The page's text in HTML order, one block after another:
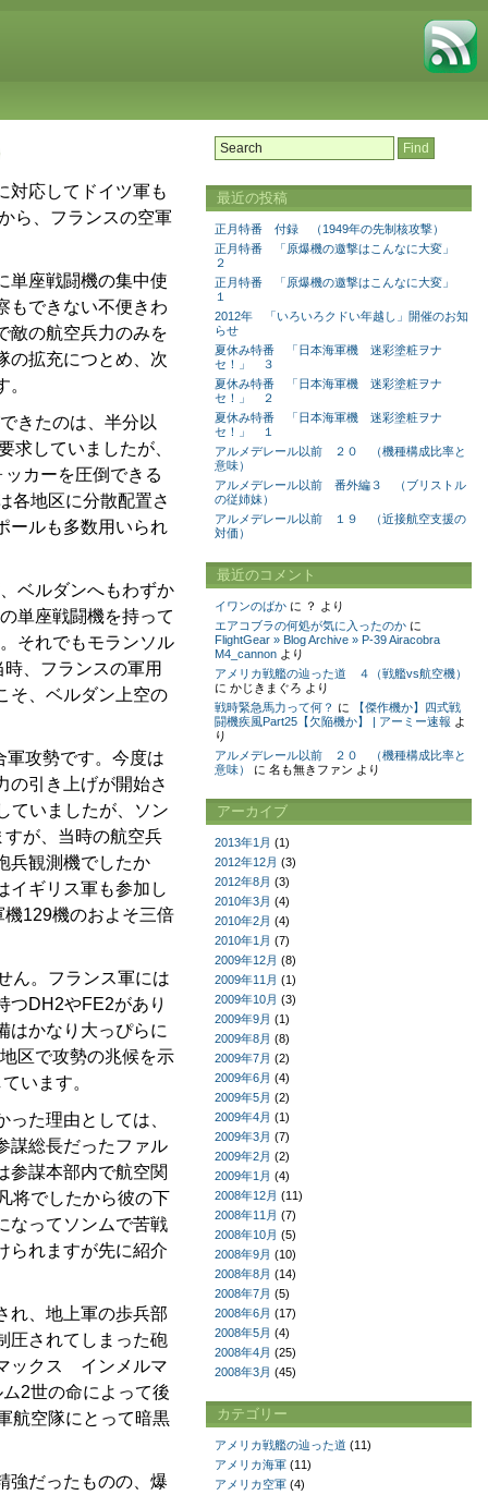
対応してドイツ軍も
ら、フランスの空軍
単座戦闘機の集中使
もできない不便きわ
敵の航空兵力のみを
の拡充につとめ、次
きたのは、半分以
求していましたが、
カーを圧倒できる
各地区に分散配置さ
ールも多数用いられ
ベルダンへもわずか
単座戦闘機を持って
それでもモランソル
、フランスの軍用
そ、ベルダン上空の
攻勢です。今度は
の引き上げが開始さ
ていましたが、ソン
が、当時の航空兵
兵観測機でしたか
イギリス軍も参加し
129機のおよそ三倍
ん。フランス軍には
つDH2やFE2があり
はかなり大っぴらに
区で攻勢の兆候を示
います。
た理由としては、
謀総長だったファル
参謀本部内で航空関
将でしたから彼の下
なってソンムで苦戦
られますが先に紹介
れ、地上軍の歩兵部
圧されてしまった砲
ックス インメルマ
2世の命によって後
航空隊にとって暗黒
強だったものの、爆
最近の投稿
正月特番 付録 （1949年の先制核攻撃）
正月特番 「原爆機の邀撃はこんなに大変」
２
正月特番 「原爆機の邀撃はこんなに大変」
１
2012年 「いろいろクドい年越し」開催のお知
らせ
夏休み特番 「日本海軍機 迷彩塗粧ヲナ
セ！」 ３
夏休み特番 「日本海軍機 迷彩塗粧ヲナ
セ！」 ２
夏休み特番 「日本海軍機 迷彩塗粧ヲナ
セ！」 １
アルメデレール以前 ２０ （機種構成比率と
意味）
アルメデレール以前 番外編３ （ブリストル
の従姉妹）
アルメデレール以前 １９ （近接航空支援の
対価）
最近のコメント
イワンのばかに ？
より
エアコブラの何処が気に入ったのかに
FlightGear » Blog Archive » P-39 Airacobra
M4_cannonより
アメリカ戦艦の辿った道 ４（戦艦vs航空機）
に かじきまぐろ より
戦時緊急馬力って何？ に
【傑作機か】四式戦
闘機疾風Part25【欠陥機か】 | アーミー速報 よ
り
アルメデレール以前 ２０ （機種構成比率と
意味）
に 名も無きファン より
アーカイブ
2013年1月 (1)
2012年12月 (3)
2012年8月 (3)
2010年3月 (4)
2010年2月 (4)
2010年1月 (7)
2009年12月 (8)
2009年11月 (1)
2009年10月 (3)
2009年9月 (1)
2009年8月 (8)
2009年7月 (2)
2009年6月 (4)
2009年5月 (2)
2009年4月 (1)
2009年3月 (7)
2009年2月 (2)
2009年1月 (4)
2008年12月 (11)
2008年11月 (7)
2008年10月 (5)
2008年9月 (10)
2008年8月 (14)
2008年7月 (5)
2008年6月 (17)
2008年5月 (4)
2008年4月 (25)
2008年3月 (45)
カテゴリー
アメリカ戦艦の辿った道 (11)
アメリカ海軍(11)
アメリカ空軍(4)